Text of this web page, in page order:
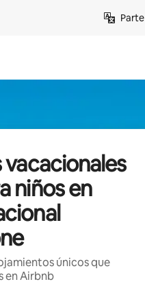
niños en
únicos que
en Airbnb